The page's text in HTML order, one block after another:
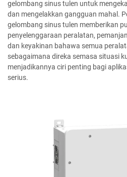
gelombang sinus tulen untuk
dan mengelakkan gangguan mahal.
gelombang sinus tulen memberikan
penyelenggaraan peralatan,
dan keyakinan bahawa semua
sebagaimana direka semasa situasi
menjadikannya ciri penting bagi
serius.